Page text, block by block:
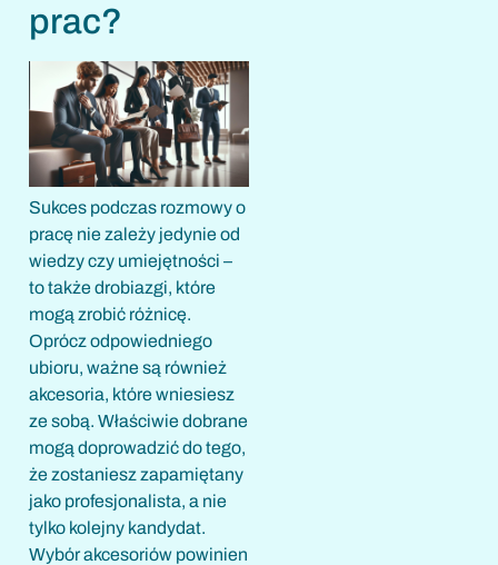
prac?
Sukces podczas rozmowy o
pracę nie zależy jedynie od
wiedzy czy umiejętności –
to także drobiazgi, które
mogą zrobić różnicę.
Oprócz odpowiedniego
ubioru, ważne są również
akcesoria, które wniesiesz
ze sobą. Właściwie dobrane
mogą doprowadzić do tego,
że zostaniesz zapamiętany
jako profesjonalista, a nie
tylko kolejny kandydat.
Wybór akcesoriów powinien